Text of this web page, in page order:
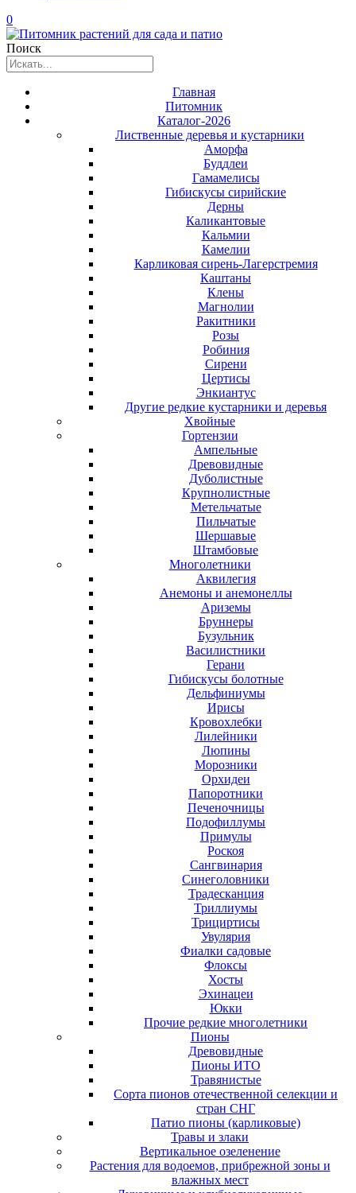
0
Поиск
Главная
Питомник
Каталог-2026
Лиственные деревья и кустарники
Аморфа
Буддлеи
Гамамелисы
Гибискусы сирийские
Дерны
Каликантовые
Кальмии
Камелии
Карликовая сирень-Лагерстремия
Каштаны
Клены
Магнолии
Ракитники
Розы
Робиния
Сирени
Цертисы
Энкиантус
Другие редкие кустарники и деревья
Хвойные
Гортензии
Ампельные
Древовидные
Дуболистные
Крупнолистные
Метельчатые
Пильчатые
Шершавые
Штамбовые
Многолетники
Аквилегия
Анемоны и анемонеллы
Ариземы
Бруннеры
Бузульник
Василистники
Герани
Гибискусы болотные
Дельфиниумы
Ирисы
Кровохлебки
Лилейники
Люпины
Морозники
Орхидеи
Папоротники
Печеночницы
Подофиллумы
Примулы
Роскоя
Сангвинария
Синеголовники
Традесканция
Триллиумы
Трициртисы
Увулярия
Фиалки садовые
Флоксы
Хосты
Эхинацеи
Юкки
Прочие редкие многолетники
Пионы
Древовидные
Пионы ИТО
Травянистые
Сорта пионов отечественной селекции и
стран СНГ
Патио пионы (карликовые)
Травы и злаки
Вертикальное озеленение
Растения для водоемов, прибрежной зоны и
влажных мест